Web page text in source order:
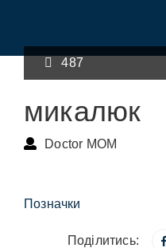
487
микалюк
Doctor MOM
Позначки
Поділитись: